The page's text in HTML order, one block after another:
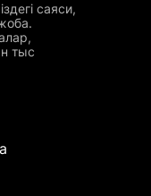
саяси,
тыс